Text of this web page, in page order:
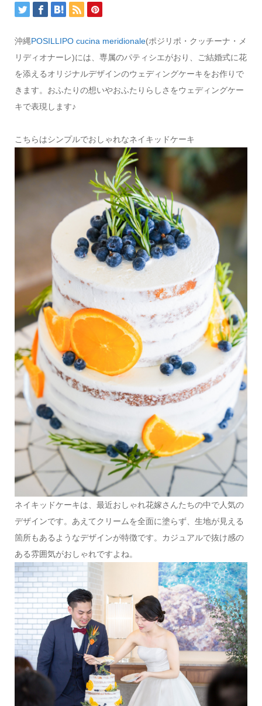
沖縄POSILLIPO cucina meridionale(ポジリポ・クッチーナ・メ
リディオナーレ)には、専属のパティシエがおり、ご結婚式に花
を添えるオリジナルデザインのウェディングケーキをお作りで
きます。おふたりの想いやおふたりらしさをウェディングケー
キで表現します♪
こちらはシンプルでおしゃれなネイキッドケーキ
ネイキッドケーキは、最近おしゃれ花嫁さんたちの中で人気の
デザインです。あえてクリームを全面に塗らず、生地が見える
箇所もあるようなデザインが特徴です。カジュアルで抜け感の
ある雰囲気がおしゃれですよね。